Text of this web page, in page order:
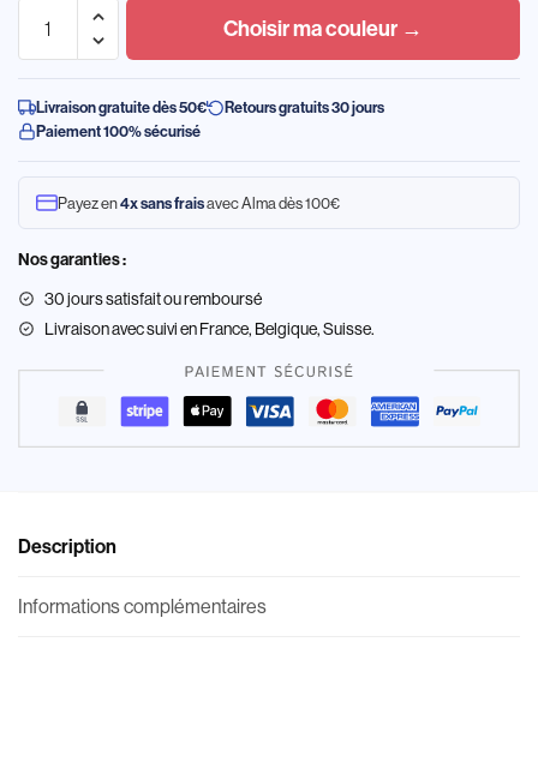
Choisir ma couleur →
Livraison gratuite dès 50€
Retours gratuits 30 jours
Paiement 100% sécurisé
Payez en4x sans fraisavec Alma dès 100€
Nos garanties :
30 jours satisfait ou remboursé
Livraisonavec suivi en France, Belgique, Suisse.
Description
Informations complémentaires